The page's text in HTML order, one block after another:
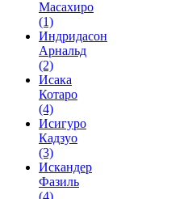
Масахиро
(1)
Индридасон
Арнальд
(2)
Исака
Котаро
(4)
Исигуро
Кадзуо
(3)
Искандер
Фазиль
(4)